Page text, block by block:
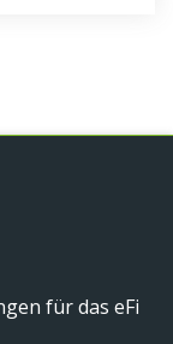
für das eFi